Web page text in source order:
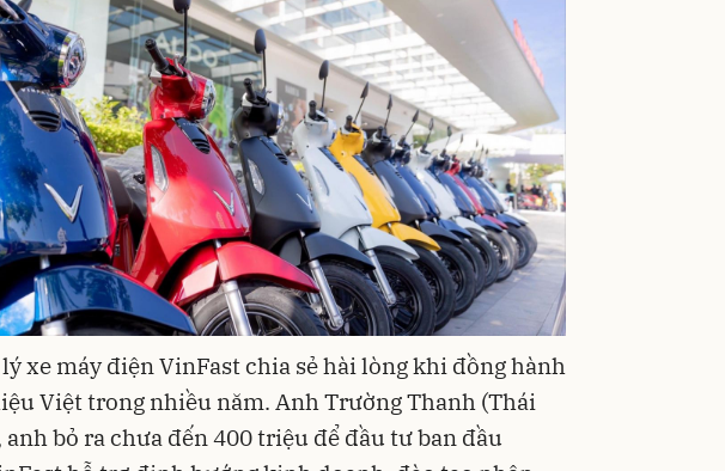
xe máy điện VinFast chia sẻ hài lòng khi đồng hành
Việt trong nhiều năm. Anh Trường Thanh (Thái
bỏ ra chưa đến 400 triệu để đầu tư ban đầu